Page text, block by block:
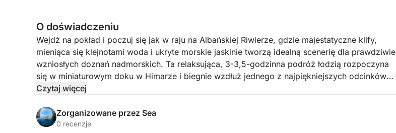
O doświadczeniu
Wejdź na pokład i poczuj się jak w raju na Albańskiej Riwierze, gdzie majestatyczne klify,
mieniąca się klejnotami woda i ukryte morskie jaskinie tworzą idealną scenerię dla prawdziwie
wzniosłych doznań nadmorskich. Ta relaksująca, 3-3,5-godzinna podróż łodzią rozpoczyna
się w miniaturowym doku w Himarze i biegnie wzdłuż jednego z najpiękniejszych odcinków
linii brzegowej w kraju, odsłaniając zaciszne zatoki i dziewicze plaże, które oferują wspaniałe
Podczas rejsu obok Himary, plaży Livadhi, plaży Aquarium, plaży Jali, zatoki Crystal Bay,
Czytaj więcej
Zorganizowane przez Sea
0 recenzje